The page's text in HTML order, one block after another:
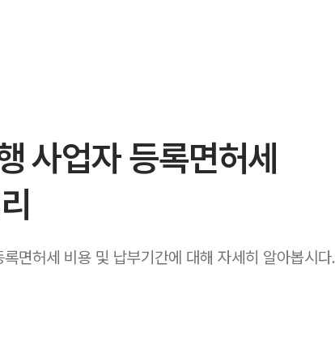
사업자 등록면허세
면허세 비용 및 납부기간에 대해 자세히 알아봅시다.